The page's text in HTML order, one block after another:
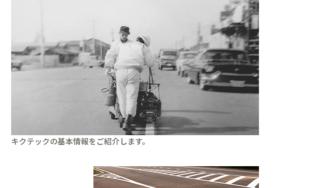
キクテックの基本情報をご紹介します。